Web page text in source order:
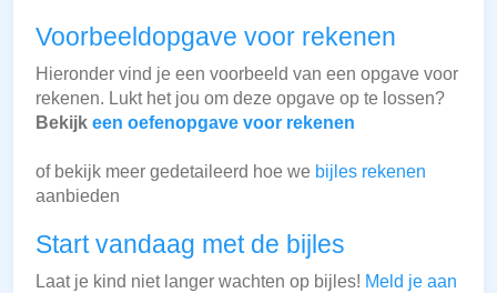
Voorbeeldopgave voor rekenen
Hieronder vind je een voorbeeld van een opgave voor
rekenen. Lukt het jou om deze opgave op te lossen?
Bekijk een oefenopgave voor rekenen
of bekijk meer gedetaileerd hoe we bijles rekenen
aanbieden
Start vandaag met de bijles
Laat je kind niet langer wachten op bijles! Meld je aan